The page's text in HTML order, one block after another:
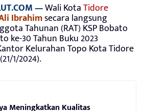
—Wali KotaTidore
Ibrahimsecara langsung
Tahunan (RAT) KSP Bobato
ke-30 Tahun Buku 2023
Kelurahan Topo Kota Tidore
1/2024).
Meningkatkan Kualitas